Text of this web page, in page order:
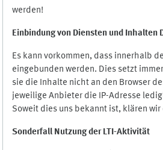
werden!
Einbindung von Diensten und Inhalten
Es kann vorkommen, dass innerhalb
eingebunden werden. Dies setzt
sie die Inhalte nicht an den Browser
jeweilige Anbieter die IP-Adresse
Soweit dies uns bekannt ist, klären
Sonderfall Nutzung der LTI-Aktivität